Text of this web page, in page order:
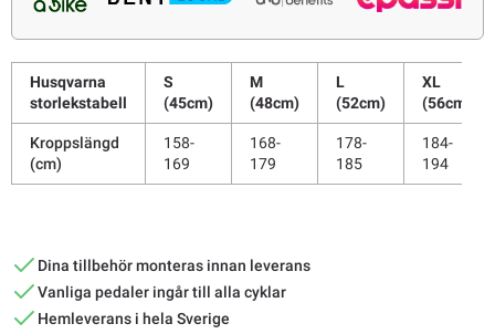
Husqvarna
storlekstabell
S
(45cm)
M
(48cm)
L
(52cm)
XL
(56cm)
Kroppslängd
(cm)
158-
169
168-
179
178-
185
184-
194
Dina tillbehör monteras innan leverans
Vanliga pedaler ingår till alla cyklar
Hemleverans i hela Sverige